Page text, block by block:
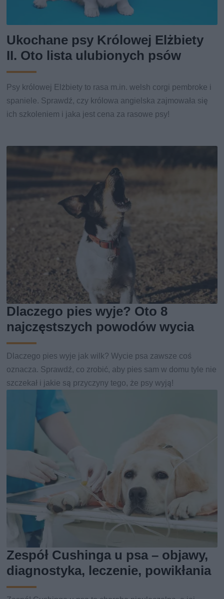
Ukochane psy Królowej Elżbiety
II. Oto lista ulubionych psów
Psy królowej Elżbiety to rasa m.in. welsh corgi pembroke i
spaniele. Sprawdź, czy królowa angielska zajmowała się
ich szkoleniem i jaka jest cena za rasowe psy!
Dlaczego pies wyje? Oto 8
najczęstszych powodów wycia
Dlaczego pies wyje jak wilk? Wycie psa zawsze coś
oznacza. Sprawdź, co zrobić, aby pies sam w domu tyle nie
szczekał i jakie są przyczyny tego, że psy wyją!
Zespół Cushinga u psa – objawy,
diagnostyka, leczenie, powikłania